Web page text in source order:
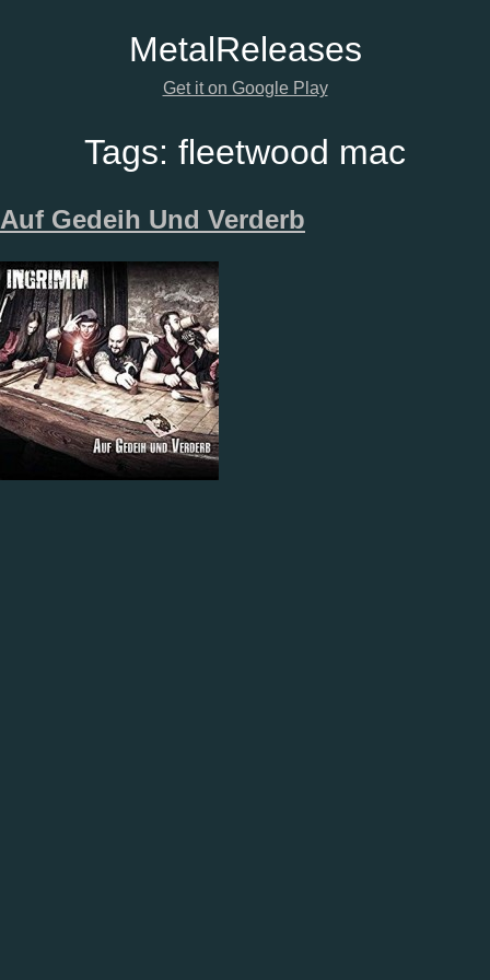
MetalReleases
Get it on Google Play
Tags: fleetwood mac
Auf Gedeih Und Verderb